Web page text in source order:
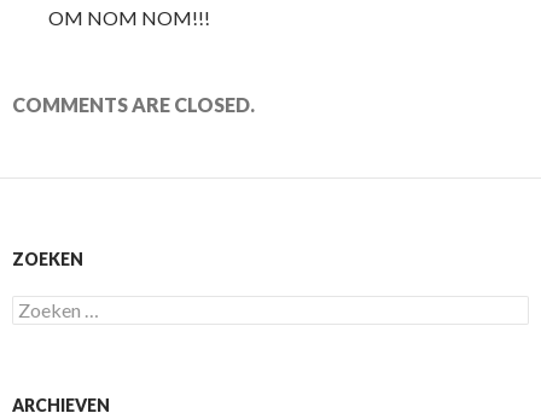
OM NOM NOM!!!
COMMENTS ARE CLOSED.
ZOEKEN
Zoeken
naar:
ARCHIEVEN